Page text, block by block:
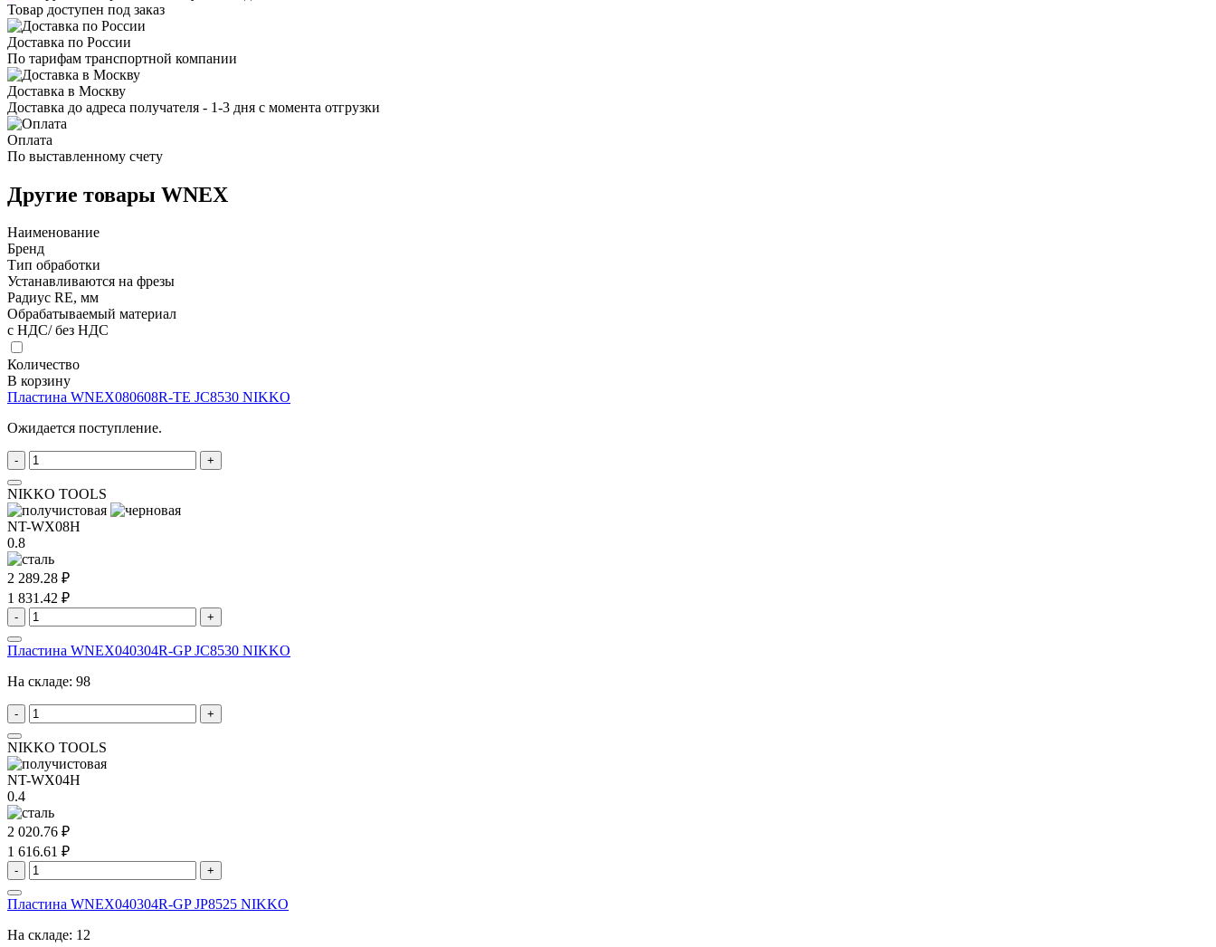
Товар доступен под заказ
Доставка по России
По тарифам транспортной компании
Доставка в Москву
Доставка до адреса получателя - 1-3 дня с момента отгрузки
Оплата
По выставленному счету
Другие товары WNEX
Наименование
Бренд
Тип обработки
Устанавливаются на фрезы
Радиус RE, мм
Обрабатываемый материал
с НДС/ без НДС
Количество
В корзину
Пластина WNEX080608R-TE JC8530 NIKKO
Ожидается поступление.
- +
NIKKO TOOLS
NT-WX08H
0.8
2 289.28 ₽
1 831.42 ₽
- +
Пластина WNEX040304R-GP JC8530 NIKKO
На складе: 98
- +
NIKKO TOOLS
NT-WX04H
0.4
2 020.76 ₽
1 616.61 ₽
- +
Пластина WNEX040304R-GP JP8525 NIKKO
На складе: 12